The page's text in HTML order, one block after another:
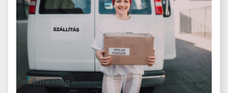
Önkéntesség